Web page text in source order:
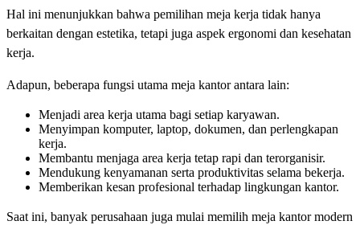
Hal ini menunjukkan bahwa pemilihan meja kerja tidak hanya
berkaitan dengan estetika, tetapi juga aspek ergonomi dan kesehatan
kerja.
Adapun, beberapa fungsi utama meja kantor antara lain:
Menjadi area kerja utama bagi setiap karyawan.
Menyimpan komputer, laptop, dokumen, dan perlengkapan
kerja.
Membantu menjaga area kerja tetap rapi dan terorganisir.
Mendukung kenyamanan serta produktivitas selama bekerja.
Memberikan kesan profesional terhadap lingkungan kantor.
Saat ini, banyak perusahaan juga mulai memilih meja kantor modern